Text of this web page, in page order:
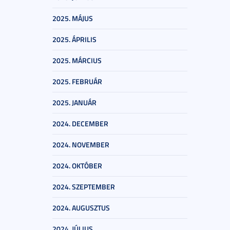
2025. MÁJUS
2025. ÁPRILIS
2025. MÁRCIUS
2025. FEBRUÁR
2025. JANUÁR
2024. DECEMBER
2024. NOVEMBER
2024. OKTÓBER
2024. SZEPTEMBER
2024. AUGUSZTUS